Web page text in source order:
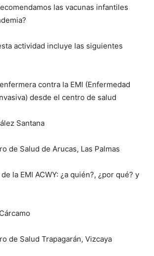
las vacunas infantiles
actividad incluye las siguientes
contra la EMI (Enfermedad
desde el centro de salud
Santana
de Salud de Arucas, Las Palmas
la EMI ACWY: ¿a quién?, ¿por qué? y
de Salud Trapagarán, Vizcaya